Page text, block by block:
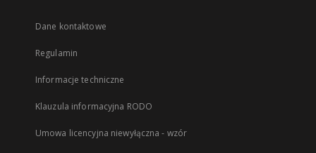
Dane kontaktowe
Regulamin
Informacje techniczne
Klauzula informacyjna RODO
Umowa licencyjna niewyłączna - wzór